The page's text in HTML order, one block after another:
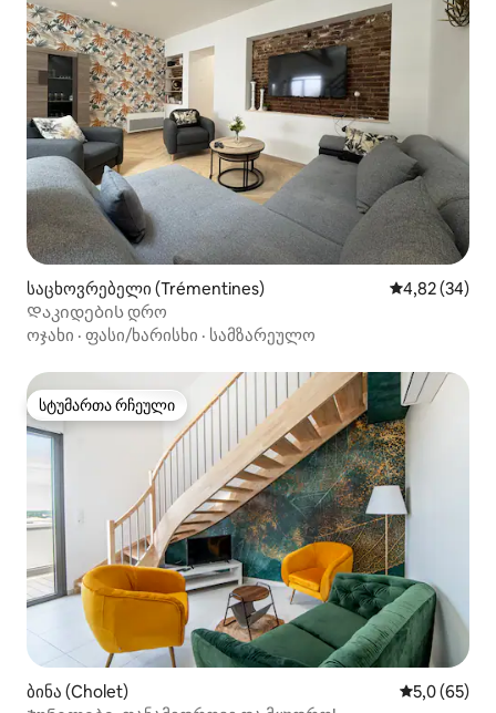
საცხოვრებელი (Trémentines) საშუალო
4,82 (34)
Დაკიდების დრო
ოჯახი · ფასი/ხარისხი · სამზარეულო
სტუმართა რჩეული
სტუმართა რჩეული
ბინა (Cholet) საშუალო
5,0 (65)